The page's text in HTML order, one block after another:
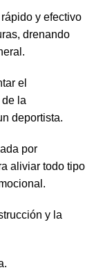
y efectivo
drenando
el
la
deportista.
por
aliviar todo tipo
y la